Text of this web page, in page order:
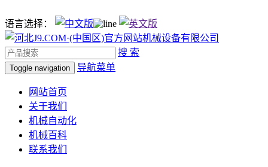
语言选择：
搜 索
Toggle navigation 导航菜单
网站首页
关于我们
机械自动化
机械百科
联系我们